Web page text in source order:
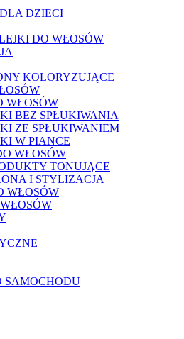
DZIECI
DO WŁOSÓW
KOLORYZUJĄCE
WŁOSÓW
BEZ SPŁUKIWANIA
ZE SPŁUKIWANIEM
W PIANCE
WŁOSÓW
TONUJĄCE
I STYLIZACJA
WŁOSÓW
SAMOCHODU